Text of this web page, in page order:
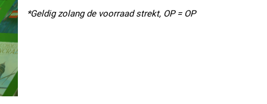
*Geldig zolang de voorraad strekt, OP = OP